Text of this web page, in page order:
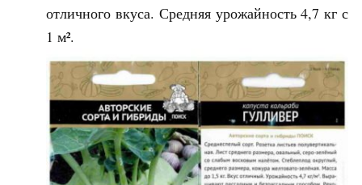
отличного вкуса. Средняя урожайность 4,7 кг с
1 м².